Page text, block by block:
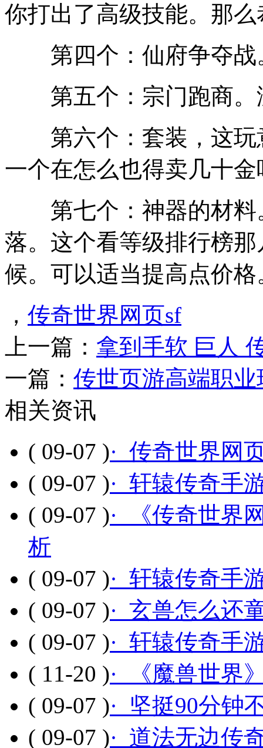
你打出了高级技能。那
第四个：仙府争夺战
第五个：宗门跑商。
第六个：套装，这玩
一个在怎么也得卖几十金
第七个：神器的材料
落。这个看等级排行榜
候。可以适当提高点价格
， 传奇世界网页sf
上一篇： 拿到手软 巨人
一篇： 传世页游高端职
相关资讯
( 09-07 )· 传奇世界网
( 09-07 )· 轩辕传奇手
( 09-07 )· 《传奇世界
析
( 09-07 )· 轩辕传奇手
( 09-07 )· 玄兽怎么还
( 09-07 )· 轩辕传奇手
( 11-20 )· 《魔兽世界
( 09-07 )· 坚挺90分钟
( 09-07 )· 道法无边传